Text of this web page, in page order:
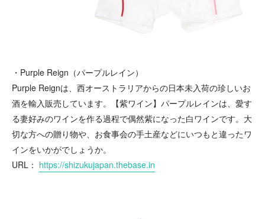
・Purple Reign（パープルレイン）
Purple Reignは、西オーストラリアからの日本未入荷の珍しいお
酒を輸入販売しています。【紫ワイン】パープルレインは、愛す
る妻好みのワインを作る過程で偶然紫になった白ワインです。大
切な方への贈り物や、お食事会の手土産などにいつもと違ったワ
インをいかがでしょうか。
URL： https://shizukujapan.thebase.in